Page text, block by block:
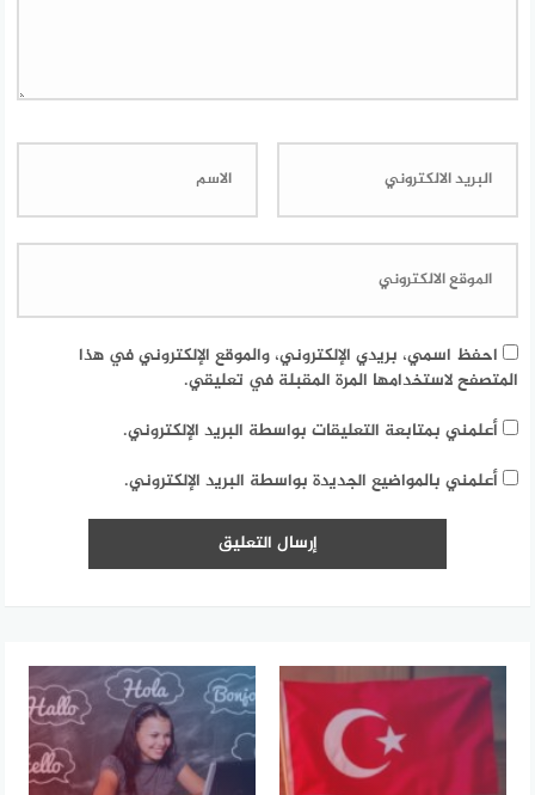
احفظ اسمي، بريدي الإلكتروني، والموقع الإلكتروني في هذا
المتصفح لاستخدامها المرة المقبلة في تعليقي.
أعلمني بمتابعة التعليقات بواسطة البريد الإلكتروني.
أعلمني بالمواضيع الجديدة بواسطة البريد الإلكتروني.